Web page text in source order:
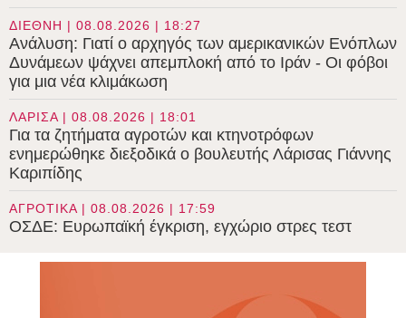
ΔΙΕΘΝΗ | 08.08.2026 | 18:27
Ανάλυση: Γιατί ο αρχηγός των αμερικανικών Ενόπλων
Δυνάμεων ψάχνει απεμπλοκή από το Ιράν - Οι φόβοι
για μια νέα κλιμάκωση
ΛΑΡΙΣΑ | 08.08.2026 | 18:01
Για τα ζητήματα αγροτών και κτηνοτρόφων
ενημερώθηκε διεξοδικά ο βουλευτής Λάρισας Γιάννης
Καριπίδης
ΑΓΡΟΤΙΚΑ | 08.08.2026 | 17:59
ΟΣΔΕ: Ευρωπαϊκή έγκριση, εγχώριο στρες τεστ